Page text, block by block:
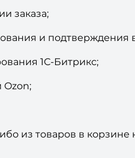
заказа;
и
1С-Битрикс;
Ozon;
из товаров в корзине